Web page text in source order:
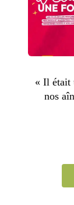
« Il était
nos